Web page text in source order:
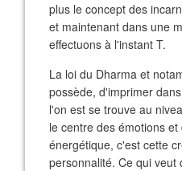
plus le concept des
et maintenant dans une
effectuons à l'instant T.
La loi du Dharma et
possède, d'imprimer
l'on est se trouve au
le centre des émotions et
énergétique, c'est cette
personnalité. Ce qui